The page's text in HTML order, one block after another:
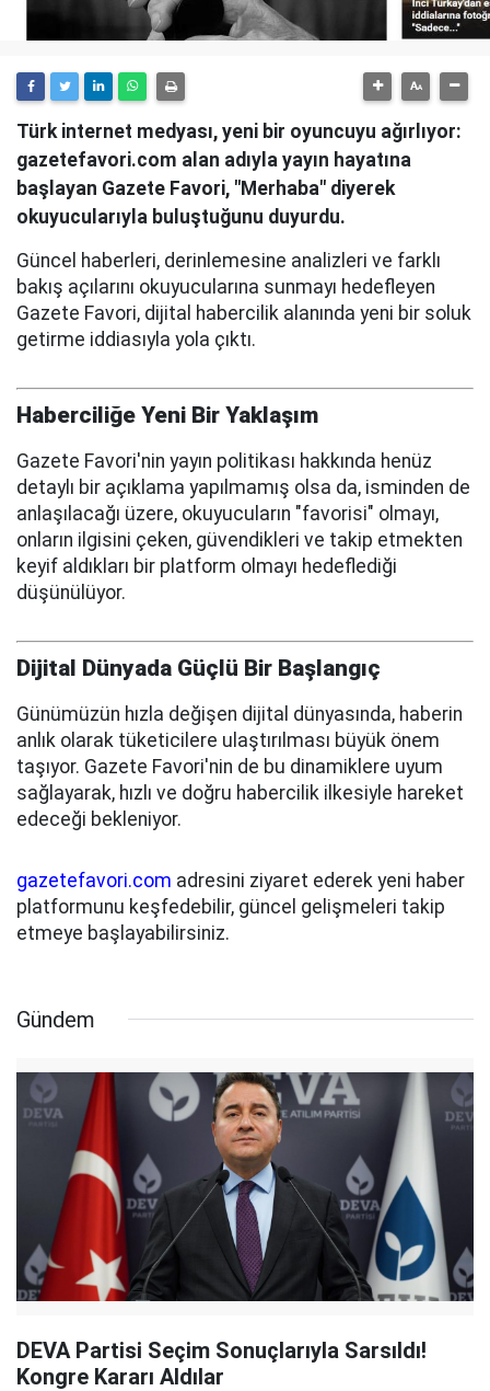
Türk internet medyası, yeni bir oyuncuyu ağırlıyor:
gazetefavori.com alan adıyla yayın hayatına
başlayan Gazete Favori, "Merhaba" diyerek
okuyucularıyla buluştuğunu duyurdu.
Güncel haberleri, derinlemesine analizleri ve farklı
bakış açılarını okuyucularına sunmayı hedefleyen
Gazete Favori, dijital habercilik alanında yeni bir soluk
getirme iddiasıyla yola çıktı.
Haberciliğe Yeni Bir Yaklaşım
Gazete Favori'nin yayın politikası hakkında henüz
detaylı bir açıklama yapılmamış olsa da, isminden de
anlaşılacağı üzere, okuyucuların "favorisi" olmayı,
onların ilgisini çeken, güvendikleri ve takip etmekten
keyif aldıkları bir platform olmayı hedeflediği
düşünülüyor.
Dijital Dünyada Güçlü Bir Başlangıç
Günümüzün hızla değişen dijital dünyasında, haberin
anlık olarak tüketicilere ulaştırılması büyük önem
taşıyor. Gazete Favori'nin de bu dinamiklere uyum
sağlayarak, hızlı ve doğru habercilik ilkesiyle hareket
edeceği bekleniyor.
gazetefavori.com adresini ziyaret ederek yeni haber
platformunu keşfedebilir, güncel gelişmeleri takip
etmeye başlayabilirsiniz.
Gündem
DEVA Partisi Seçim Sonuçlarıyla Sarsıldı!
Kongre Kararı Aldılar